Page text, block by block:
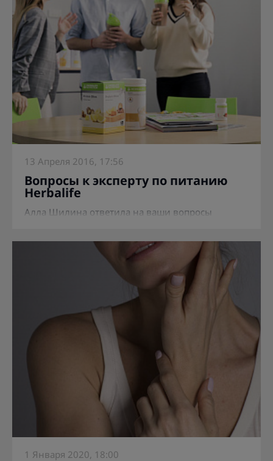
13 Апреля 2016, 17:56
Вопросы к эксперту по питанию
Herbalife
Алла Шилина ответила на ваши вопросы
1 Января 2020, 18:00